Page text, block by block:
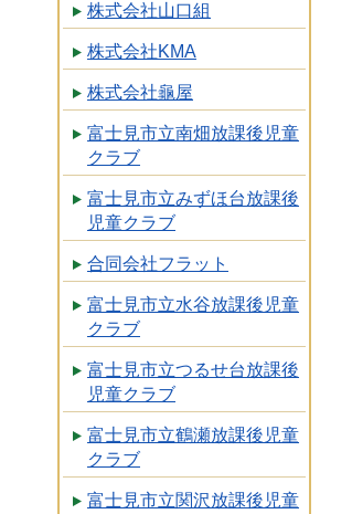
株式会社山口組
株式会社KMA
株式会社龜屋
富士見市立南畑放課後児童
クラブ
富士見市立みずほ台放課後
児童クラブ
合同会社フラット
富士見市立水谷放課後児童
クラブ
富士見市立つるせ台放課後
児童クラブ
富士見市立鶴瀬放課後児童
クラブ
富士見市立関沢放課後児童